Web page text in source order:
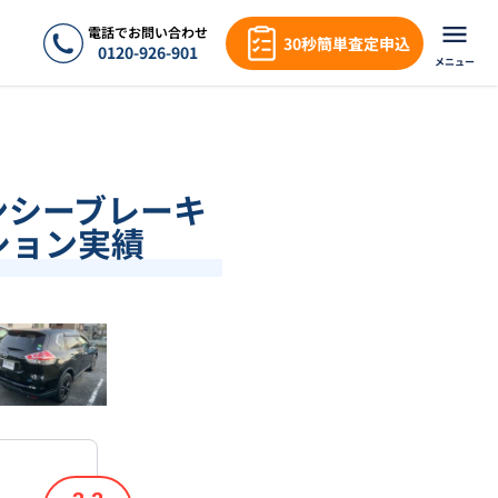
電話でお問い合わせ
0120-926-901 30秒簡単査定申込
メニュー
ーブレーキ
ン実績
1/18